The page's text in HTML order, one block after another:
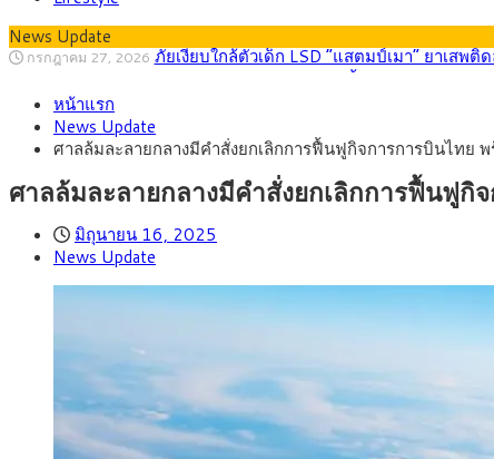
News Update
กรกฎาคม 27, 2026 กรุงศรี คาดเงินบาทสัปดาห์นี้ (27–31 ก.ค.
สิงหาคม 4, 2026
สิงหาคม 3, 2026 กรุงศรี คาดเงินบาทสัปดาห์นี้ซื้อขายในกรอบ
สิงหาคม 1, 2026 “เอกนิติ” เปิดเครื่องยนต์เศรษฐกิจใหม่ของไทย
กรกฎาคม 27, 2026 ภัยเงียบใกล้ตัวเด็ก LSD “แสตมป์เมา” ยาเสพ
หน้าแรก
News Update
ศาลล้มละลายกลางมีคำสั่งยกเลิกการฟื้นฟูกิจการการบินไทย
ศาลล้มละลายกลางมีคำสั่งยกเลิกการฟื้นฟูกิ
มิถุนายน 16, 2025
News Update